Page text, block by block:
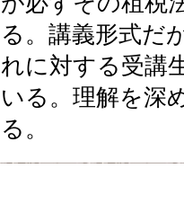
る。講義形式だ
れに対する受講
いる。理解を深
る。